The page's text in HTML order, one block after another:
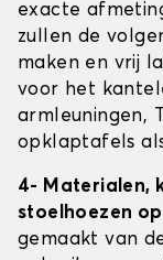
exacte
zullen de
maken en vrij
voor het
armleuningen,
opklaptafels
4- Materialen,
stoelhoezen
gemaakt van